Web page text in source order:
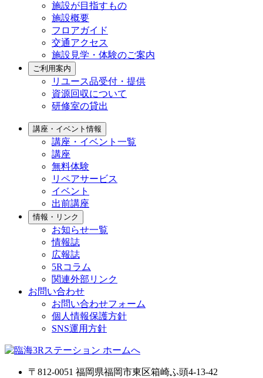
施設が目指すもの
施設概要
フロアガイド
交通アクセス
施設見学・体験のご案内
ご利用案内
リユース品受付・提供
資源回収について
研修室の貸出
講座・イベント情報
講座・イベント一覧
講座
無料体験
リペアサービス
イベント
出前講座
情報・リンク
お知らせ一覧
情報誌
広報誌
5Rコラム
関連外部リンク
お問い合わせ
お問い合わせフォーム
個人情報保護方針
SNS運用方針
〒812-0051 福岡県福岡市東区箱崎ふ頭4-13-42